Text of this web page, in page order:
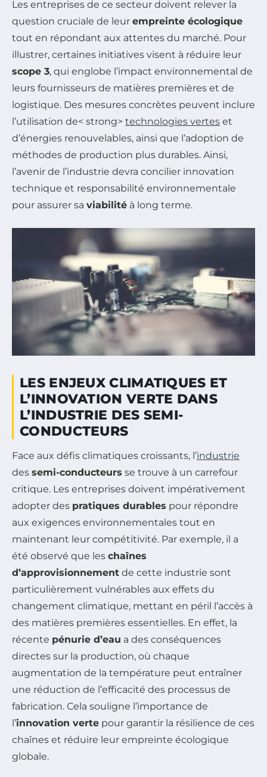
Les entreprises de ce secteur doivent relever la
question cruciale de leur empreinte écologique
tout en répondant aux attentes du marché. Pour
illustrer, certaines initiatives visent à réduire leur
scope 3, qui englobe l’impact environnemental de
leurs fournisseurs de matières premières et de
logistique. Des mesures concrètes peuvent inclure
l’utilisation de< strong> technologies vertes et
d’énergies renouvelables, ainsi que l’adoption de
méthodes de production plus durables. Ainsi,
l’avenir de l’industrie devra concilier innovation
technique et responsabilité environnementale
pour assurer sa viabilité à long terme.
LES ENJEUX CLIMATIQUES ET
L’INNOVATION VERTE DANS
L’INDUSTRIE DES SEMI-
CONDUCTEURS
Face aux défis climatiques croissants, l’industrie
des semi-conducteurs se trouve à un carrefour
critique. Les entreprises doivent impérativement
adopter des pratiques durables pour répondre
aux exigences environnementales tout en
maintenant leur compétitivité. Par exemple, il a
été observé que les chaînes
d’approvisionnement de cette industrie sont
particulièrement vulnérables aux effets du
changement climatique, mettant en péril l’accès à
des matières premières essentielles. En effet, la
récente pénurie d’eau a des conséquences
directes sur la production, où chaque
augmentation de la température peut entraîner
une réduction de l’efficacité des processus de
fabrication. Cela souligne l’importance de
l’innovation verte pour garantir la résilience de ces
chaînes et réduire leur empreinte écologique
globale.